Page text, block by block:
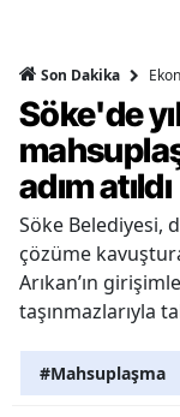
Son Dakika
Söke'de
adım atıldı
Söke Belediyesi,
çözüme
Arıkan’ın
taşınmazlarıyla
#Mahsuplaşma